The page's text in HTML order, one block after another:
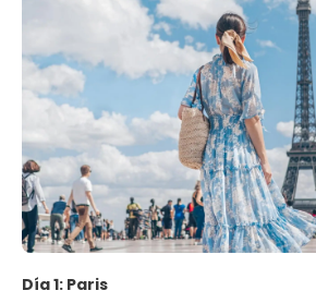
Día 1: Paris